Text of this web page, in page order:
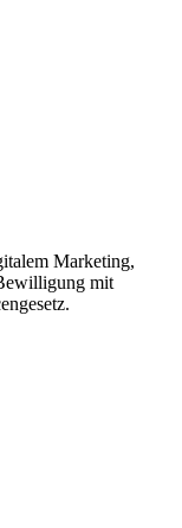
Marketing,
mit